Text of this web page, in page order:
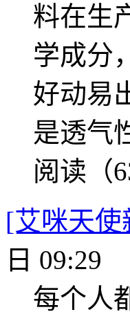
料在生
学成分
好动易
是透气
阅读（
[艾咪天
日 09:29
每个人